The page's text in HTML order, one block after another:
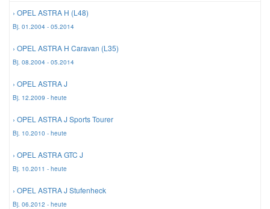
› OPEL ASTRA H (L48)
Bj. 01.2004 - 05.2014
› OPEL ASTRA H Caravan (L35)
Bj. 08.2004 - 05.2014
› OPEL ASTRA J
Bj. 12.2009 - heute
› OPEL ASTRA J Sports Tourer
Bj. 10.2010 - heute
› OPEL ASTRA GTC J
Bj. 10.2011 - heute
› OPEL ASTRA J Stufenheck
Bj. 06.2012 - heute
Jeep Ersatzteile
Kia Ersatzteile
Lancia Ersatzteile
Mazda Ersatzteile
Mercedes Ersatzteile
Mini Ersatzteile